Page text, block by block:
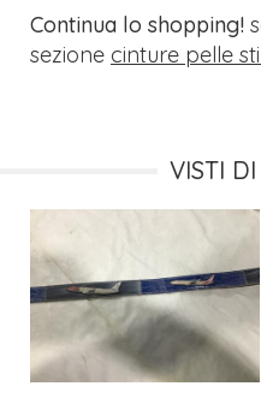
Continua lo shopping!
sezione cinture pelle
VISTI